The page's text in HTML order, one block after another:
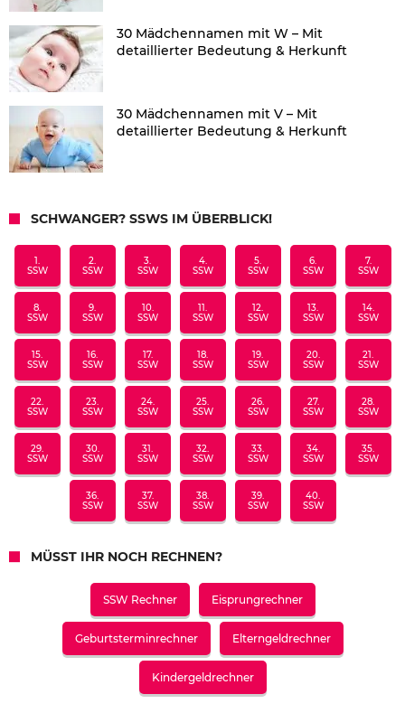
30 Mädchennamen mit W – Mit
detaillierter Bedeutung & Herkunft
30 Mädchennamen mit V – Mit
detaillierter Bedeutung & Herkunft
SCHWANGER? SSWS IM ÜBERBLICK!
1.
SSW
2.
SSW
3.
SSW
4.
SSW
5.
SSW
6.
SSW
7.
SSW
8.
SSW
9.
SSW
10.
SSW
11.
SSW
12.
SSW
13.
SSW
14.
SSW
15.
SSW
16.
SSW
17.
SSW
18.
SSW
19.
SSW
20.
SSW
21.
SSW
22.
SSW
23.
SSW
24.
SSW
25.
SSW
26.
SSW
27.
SSW
28.
SSW
29.
SSW
30.
SSW
31.
SSW
32.
SSW
33.
SSW
34.
SSW
35.
SSW
36.
SSW
37.
SSW
38.
SSW
39.
SSW
40.
SSW
MÜSST IHR NOCH RECHNEN?
SSW Rechner Eisprungrechner
Geburtsterminrechner Elterngeldrechner
Kindergeldrechner